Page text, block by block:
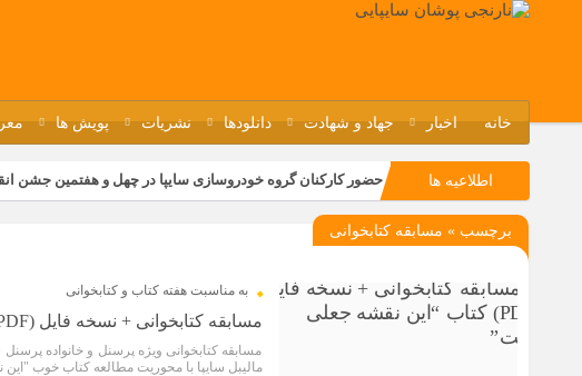
خانه اخبار جهاد و شهادت دانلودها نشریات پویش ها
اطلاعیه ها حضور کارکنان گروه خودروسازی سایپا در چهل و هفتمین جشن
مسابقات ورزشی در مگاموتوربا استقبال کارکنان برگزار شد
مراسم گرامیداشت سالروز آزادسازی خرمشهر در نمازخانه
برچسب » مسابقه کتابخوانی
به مناسبت هفته کتاب و کتابخوانی
مسابقه کتابخوانی + نسخه فایل (PDF) کتاب “این نقشه جعلی است”
مسابقه کتابخوانی ویژه پرسنل و خانواده
مالیبل سایپا با محوریت مطالعه کتاب خوب